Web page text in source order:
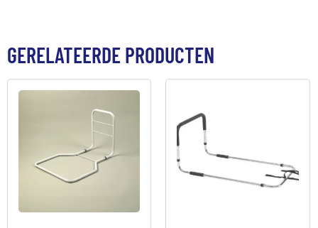
GERELATEERDE PRODUCTEN